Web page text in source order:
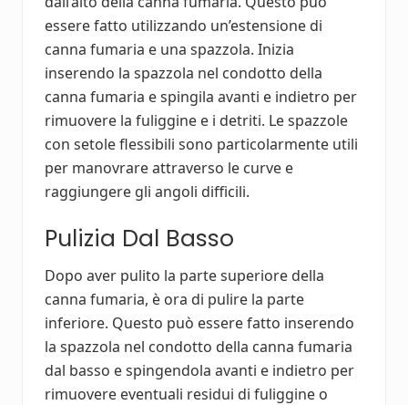
essere fatto utilizzando un’estensione di
canna fumaria e una spazzola. Inizia
inserendo la spazzola nel condotto della
canna fumaria e spingila avanti e indietro per
rimuovere la fuliggine e i detriti. Le spazzole
con setole flessibili sono particolarmente utili
per manovrare attraverso le curve e
raggiungere gli angoli difficili.
Pulizia Dal Basso
Dopo aver pulito la parte superiore della
canna fumaria, è ora di pulire la parte
inferiore. Questo può essere fatto inserendo
la spazzola nel condotto della canna fumaria
dal basso e spingendola avanti e indietro per
rimuovere eventuali residui di fuliggine o